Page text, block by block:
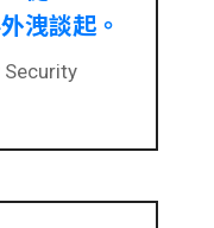
洩談起。
Security